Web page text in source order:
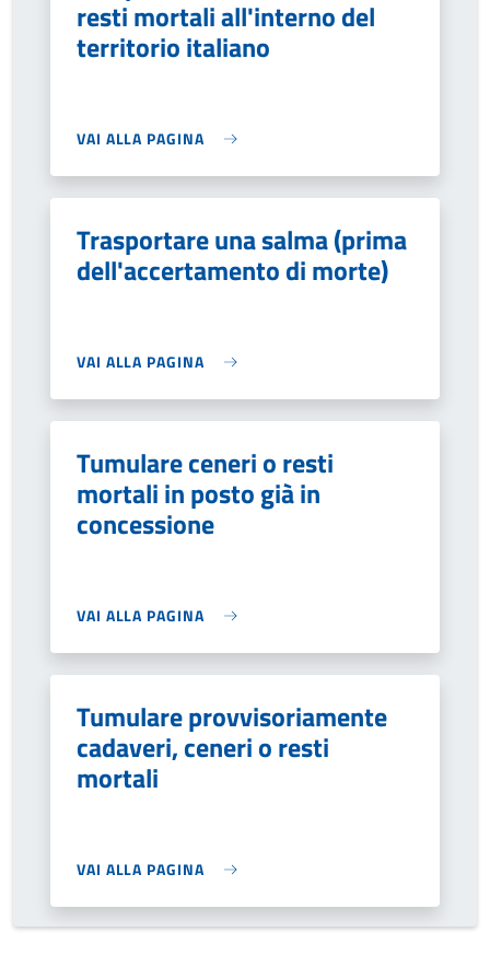
resti mortali all'interno del
territorio italiano
VAI ALLA PAGINA
Trasportare una salma (prima
dell'accertamento di morte)
VAI ALLA PAGINA
Tumulare ceneri o resti
mortali in posto già in
concessione
VAI ALLA PAGINA
Tumulare provvisoriamente
cadaveri, ceneri o resti
mortali
VAI ALLA PAGINA